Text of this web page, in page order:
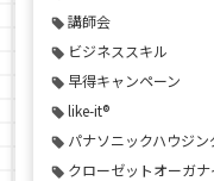
講師会
ビジネススキル
早得キャンペーン
like-it®
パナソニックハウジ
クローゼットオーガナ